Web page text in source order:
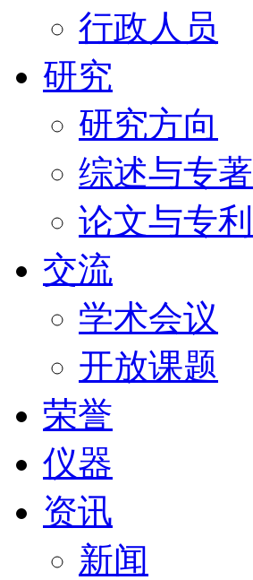
行政人员
研究
研究方向
综述与专著
论文与专利
交流
学术会议
开放课题
荣誉
仪器
资讯
新闻